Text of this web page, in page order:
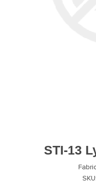
STI-13
SKU: